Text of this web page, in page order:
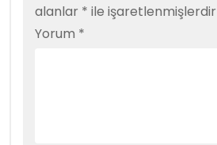
alanlar * ile işaretlenmişlerdir
Yorum *